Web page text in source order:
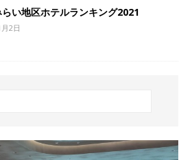
い地区ホテルランキング2021
2日